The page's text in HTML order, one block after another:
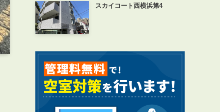
スカイコート西横浜第4